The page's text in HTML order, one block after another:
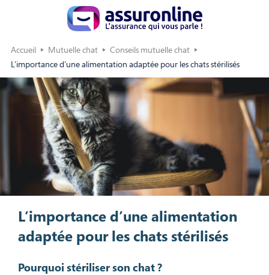
Accueil Mutuelle chat
Conseils mutuelle chat
L’importance d’une alimentation adaptée pour les chats stérilisés
L’importance d’une alimentation
adaptée pour les chats stérilisés
Pourquoi stériliser son chat ?